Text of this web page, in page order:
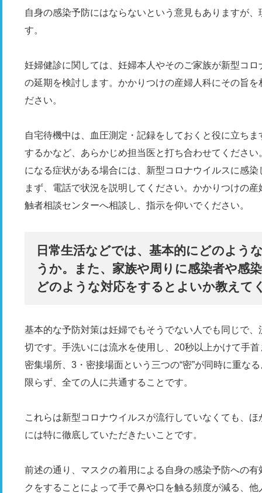
自身の感染予防にはならないという意見もありますが
す。
妊婦健診に関しては、妊婦本人やそのご家族が新型コロ
の延期を検討します。かかりつけの産婦人科にその旨
ださい。
自宅待機中は、血圧測定・記録をしておくと役に立ち
するかなど、あらかじめ担当医と打ち合わせてくださ
になる症状がある場合には、新型コロナウイルスに感
まず、電話で状況を説明してください。かかりつけの
触者相談センターへ相談し、指示を仰いでください。
日常生活などでは、基本的にどのよう
うか。また、家族や周りに感染者や感
どのような対応をするとよいか教えて
基本的な予防対策は妊婦でもそうでない人でも同じで
切です。手洗いには流水を使用し、20秒以上かけて手
密集場所、3・密接場面という三つの“密”が同時に重な
限らず、全ての人に共通することです。
これらは新型コロナウイルスが流行していなくても、
には特に徹底していただきたいことです。
前述の通り、マスクの着用による自身の感染予防への
クをすることによって手で鼻や口を触る頻度が減る、